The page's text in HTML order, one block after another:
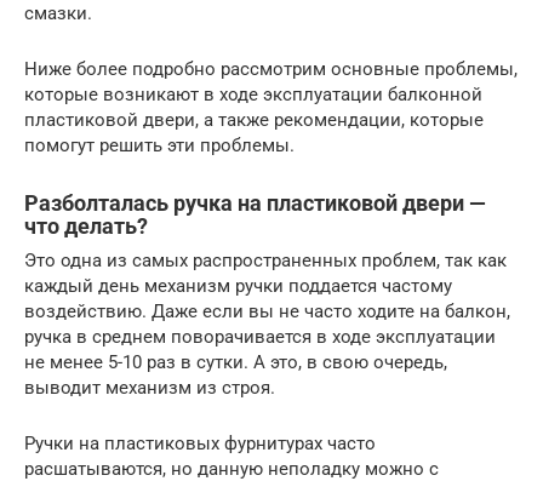
смазки.
Ниже более подробно рассмотрим основные проблемы,
которые возникают в ходе эксплуатации балконной
пластиковой двери, а также рекомендации, которые
помогут решить эти проблемы.
Разболталась ручка на пластиковой двери —
что делать?
Это одна из самых распространенных проблем, так как
каждый день механизм ручки поддается частому
воздействию. Даже если вы не часто ходите на балкон,
ручка в среднем поворачивается в ходе эксплуатации
не менее 5-10 раз в сутки. А это, в свою очередь,
выводит механизм из строя.
Ручки на пластиковых фурнитурах часто
расшатываются, но данную неполадку можно с